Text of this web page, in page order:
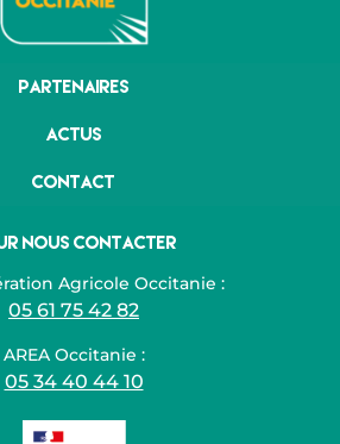
Partenaires
Actus
Contact
nous contacter
Agricole Occitanie :
05 61 75 42 82
AREA Occitanie :
05 34 40 44 10